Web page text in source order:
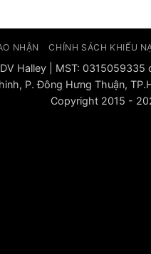
NHẬN CHÍNH SÁCH KHIẾU
Halley | MST:
P. Đông Hưng Thuận,
Copyright 2015 -